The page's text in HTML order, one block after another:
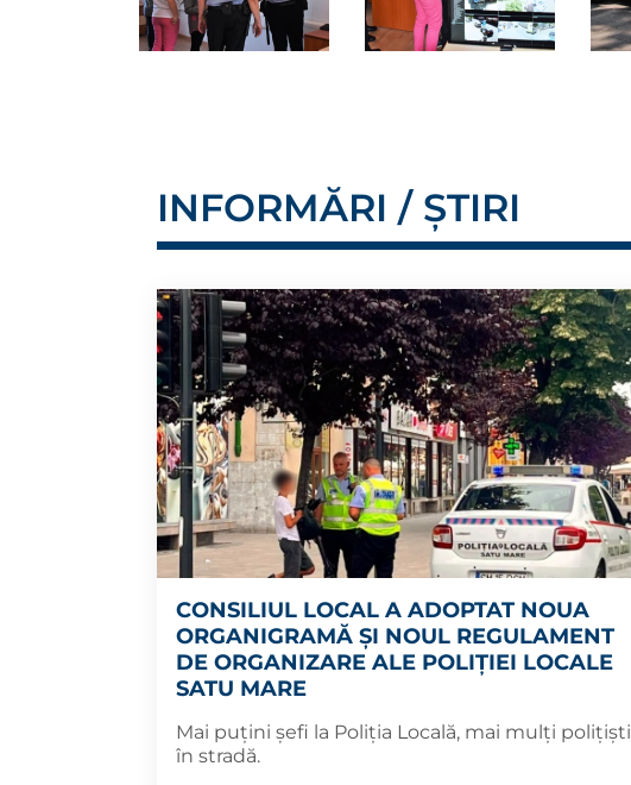
INFORMĂRI / ȘTIRI
CONSILIUL LOCAL A ADOPTAT NOUA
ORGANIGRAMĂ ȘI NOUL REGULAMENT
DE ORGANIZARE ALE POLIȚIEI LOCALE
SATU MARE
Mai puțini șefi la Poliția Locală, mai mulți polițiști
în stradă.